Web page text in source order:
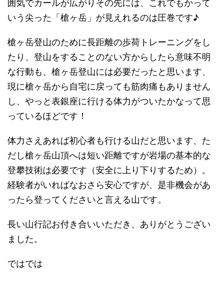
囲気でカールが広がりその先には、これでもかって
いう尖った「槍ヶ岳」が見えれるのは圧巻です♪
槍ヶ岳登山のために長距離の歩荷トレーニングをし
たり、登山をすることのない方からしたら意味不明
な行動も、槍ヶ岳登山には必要だったと思います、
現に槍ヶ岳から自宅に戻っても筋肉痛もありません
し、やっと表銀座に行ける体力がついたかなって思
っているほどです！
体力さえあれば初心者も行ける山だと思います、た
だし槍ヶ岳山頂へは短い距離ですが岩場の基本的な
登攀技術は必要です（安全に上り下りするため）。
経験者がいればなおさら安心ですが、是非機会があ
ったら登ってくださいと言える山です。
長い山行記お付き合いいただき、ありがとうござい
ました。
ではでは